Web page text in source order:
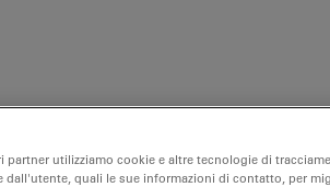
partner utilizziamo cookie e altre tecnologie di
dall'utente, quali le sue informazioni di contatto, per